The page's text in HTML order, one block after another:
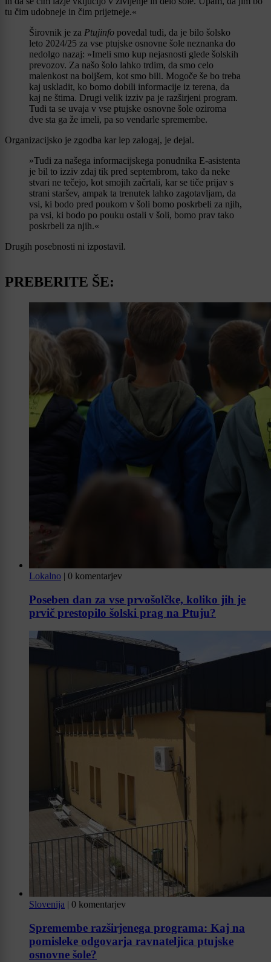
tu čim udobneje in čim prijetneje.«
Širovnik je za Ptujinfo povedal tudi, da je bilo šolsko
leto 2024/25 za vse ptujske osnovne šole neznanka do
nedolgo nazaj: »Imeli smo kup nejasnosti glede šolskih
prevozov. Za našo šolo lahko trdim, da smo celo
malenkost na boljšem, kot smo bili. Mogoče še bo treba
kaj uskladit, ko bomo dobili informacije iz terena, da
kaj ne štima. Drugi velik izziv pa je razširjeni program.
Tudi ta se uvaja v vse ptujske osnovne šole oziroma
dve sta ga že imeli, pa so vendarle spremembe.
Organizacijsko je zgodba kar lep zalogaj, je dejal.
»Tudi za našega informacijskega ponudnika E-asistenta
je bil to izziv zdaj tik pred septembrom, tako da neke
stvari ne tečejo, kot smojih začrtali, kar se tiče prijav s
strani staršev, ampak ta trenutek lahko zagotavljam, da
vsi, ki bodo pred poukom v šoli bomo poskrbeli za njih,
pa vsi, ki bodo po pouku ostali v šoli, bomo prav tako
poskrbeli za njih.«
Drugih posebnosti ni izpostavil.
PREBERITE ŠE:
Lokalno | 0 komentarjev
Poseben dan za vse prvošolčke, koliko jih je
prvič prestopilo šolski prag na Ptuju?
Slovenija | 0 komentarjev
Spremembe razširjenega programa: Kaj na
pomisleke odgovarja ravnateljica ptujske
osnovne šole?